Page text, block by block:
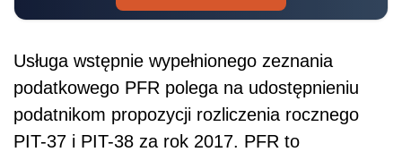
Usługa wstępnie wypełnionego zeznania
podatkowego PFR polega na udostępnieniu
podatnikom propozycji rozliczenia rocznego
PIT-37 i PIT-38 za rok 2017. PFR to